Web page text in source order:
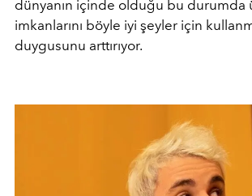
dünyanın içinde olduğu bu durumda
imkanlarını böyle iyi şeyler için
duygusunu arttırıyor.